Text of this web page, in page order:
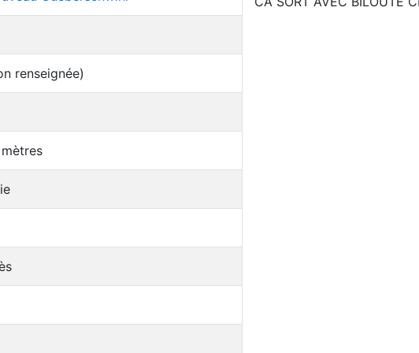
renseignée)
mètres